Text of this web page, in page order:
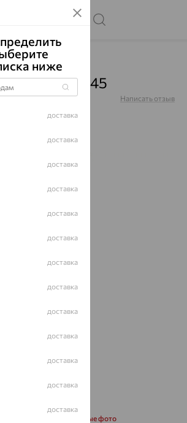
Цепи
8035208-45
Написать отзыв
Запросить дополнительные фото
ниже
доставка
доставка
доставка
доставка
доставка
доставка
доставка
доставка
доставка
доставка
доставка
доставка
доставка